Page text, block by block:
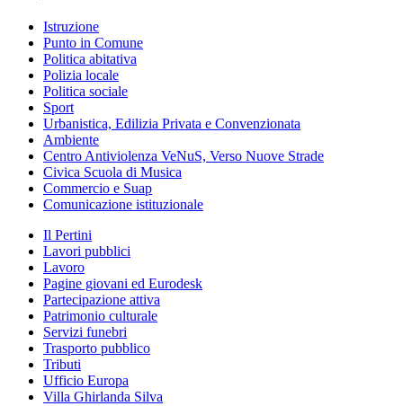
Istruzione
Punto in Comune
Politica abitativa
Polizia locale
Politica sociale
Sport
Urbanistica, Edilizia Privata e Convenzionata
Ambiente
Centro Antiviolenza VeNuS, Verso Nuove Strade
Civica Scuola di Musica
Commercio e Suap
Comunicazione istituzionale
Il Pertini
Lavori pubblici
Lavoro
Pagine giovani ed Eurodesk
Partecipazione attiva
Patrimonio culturale
Servizi funebri
Trasporto pubblico
Tributi
Ufficio Europa
Villa Ghirlanda Silva